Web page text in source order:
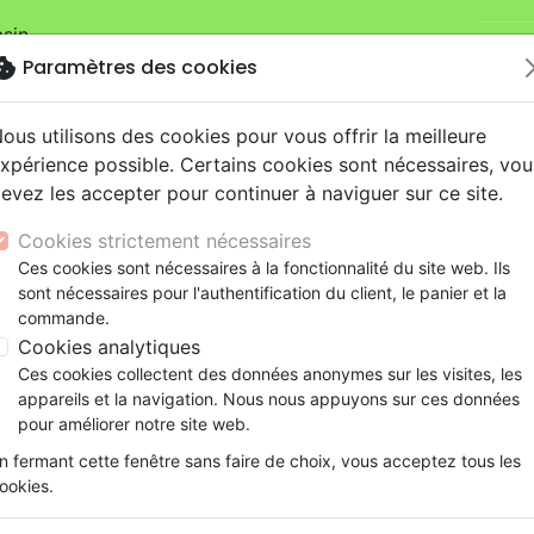
Je
sur la boutiqueLa Maison de la Bible Suisse
NouveautésBibles
Testaments
Etude biblique
NEG
Bandes dessinées
Souffrance, Relation d'aide
Santé
Événements actuels
Couple
Découverte de la foi
Souffrance, Relation d'aide
Psychologie
Adolescents, jeunes
Latino, Folk
Soul
Rap, Hip-hop
Louange, Adoration
Hardrock, Métal
animés
conférences
Films, fiction
Jeux
d'évangélisation Évangéliser la France sécularisée du
Évangéliser la France
Les textes du CNEF
Auteur :CNEF
Description Détails du produit
Paramètres des cookies
utilisons des cookies pour vous offrir la meilleure
possible. Certains cookies sont nécessaires,
les accepter pour continuer à naviguer sur ce site.
Cookies strictement nécessaires
Ces cookies sont nécessaires à la fonctionnalité du site web. Ils
sont nécessaires pour l'authentification du client, le panier et la
commande.
Cookies analytiques
Ces cookies collectent des données anonymes sur les visites, les
appareils et la navigation. Nous nous appuyons sur ces données
pour améliorer notre site web.
fermant cette fenêtre sans faire de choix, vous acceptez tous les